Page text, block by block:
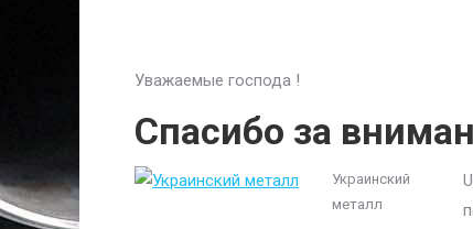
Уважаемые господа !
Спасибо за
Украинский
металл